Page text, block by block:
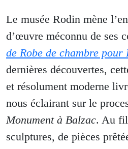
Le musée Rodin mène
d’œuvre méconnu de ses
de Robe de chambre pour
dernières découvertes,
et résolument moderne
nous éclairant sur le
Monument à Balzac. Au fil
sculptures, de pièces